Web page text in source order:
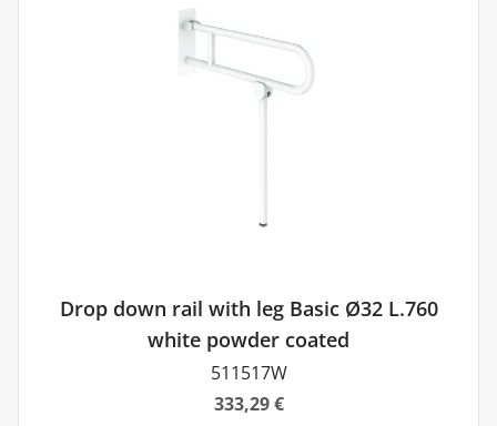
Drop down rail with leg Basic Ø32 L.760
white powder coated
511517W
333,29 €